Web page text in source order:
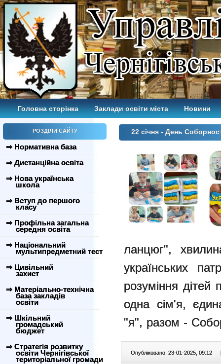
Головна сторінка Заклади освіти міста Новини
РОЗДІЛИ САЙТУ
⇒ Нормативна база
⇒ Дистанційна освіта
⇒ Нова українська
школа
⇒ Вступ до першого
класу
⇒ Профільна загальна
середня освіта
⇒ Національний
мультипредметний тест
⇒ Цивільний
захист
⇒ Матеріально-технічна
база закладів
освіти
⇒ Шкільний
громадський
бюджет
⇒ Стратегія розвитку
освіти Чернігівської
територіальної громади
22 січня - День
ланцюг",
українських
розуміння
одна сім'я,
"я", разом -
Опубліковано: 23-01-2025, 09:12 |